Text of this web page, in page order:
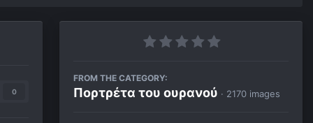
0
FROM THE CATEGORY:
Πορτρέτα του ουρανού · 2170 images